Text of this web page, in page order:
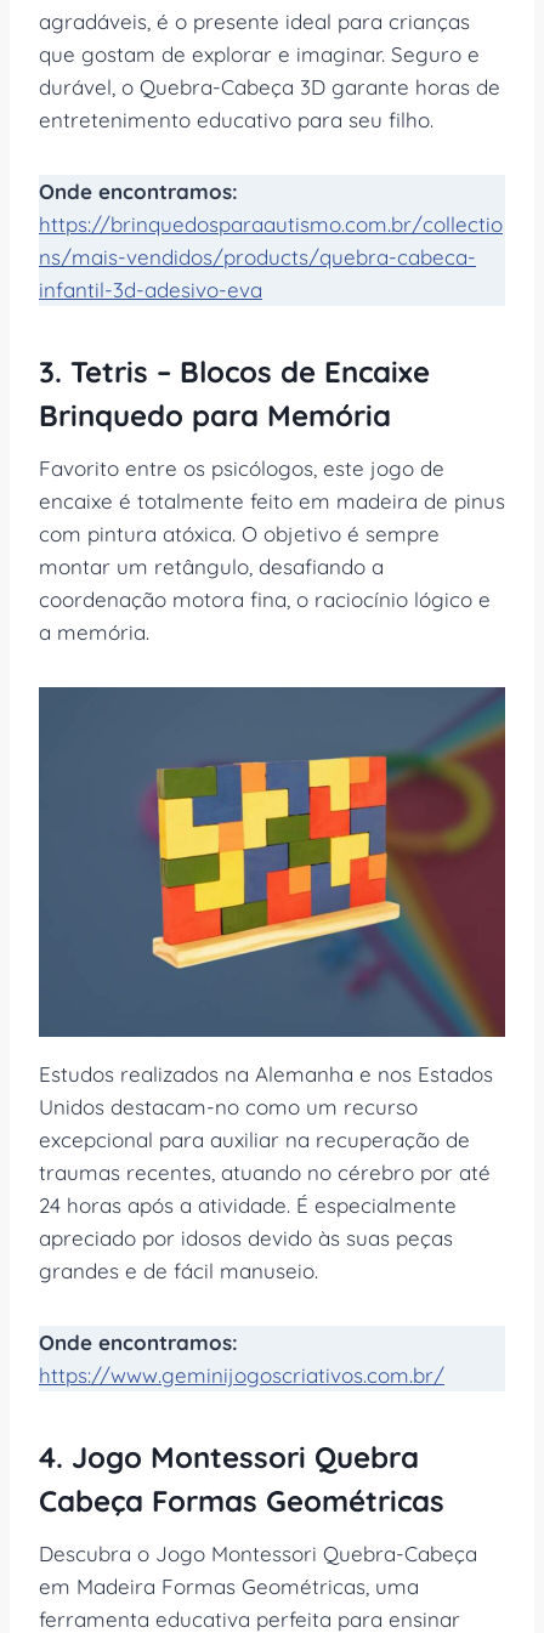
agradáveis, é o presente ideal para crianças
que gostam de explorar e imaginar. Seguro e
durável, o Quebra-Cabeça 3D garante horas de
entretenimento educativo para seu filho.
Onde encontramos:
https://brinquedosparaautismo.com.br/collectio
ns/mais-vendidos/products/quebra-cabeca-
infantil-3d-adesivo-eva
3. Tetris – Blocos de Encaixe
Brinquedo para Memória
Favorito entre os psicólogos, este jogo de
encaixe é totalmente feito em madeira de pinus
com pintura atóxica. O objetivo é sempre
montar um retângulo, desafiando a
coordenação motora fina, o raciocínio lógico e
a memória.
Estudos realizados na Alemanha e nos Estados
Unidos destacam-no como um recurso
excepcional para auxiliar na recuperação de
traumas recentes, atuando no cérebro por até
24 horas após a atividade. É especialmente
apreciado por idosos devido às suas peças
grandes e de fácil manuseio.
Onde encontramos:
https://www.geminijogoscriativos.com.br/
4. Jogo Montessori Quebra
Cabeça Formas Geométricas
Descubra o Jogo Montessori Quebra-Cabeça
em Madeira Formas Geométricas, uma
ferramenta educativa perfeita para ensinar